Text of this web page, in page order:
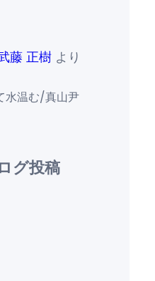
藤 正樹 より
水温む/真山尹
グ投稿